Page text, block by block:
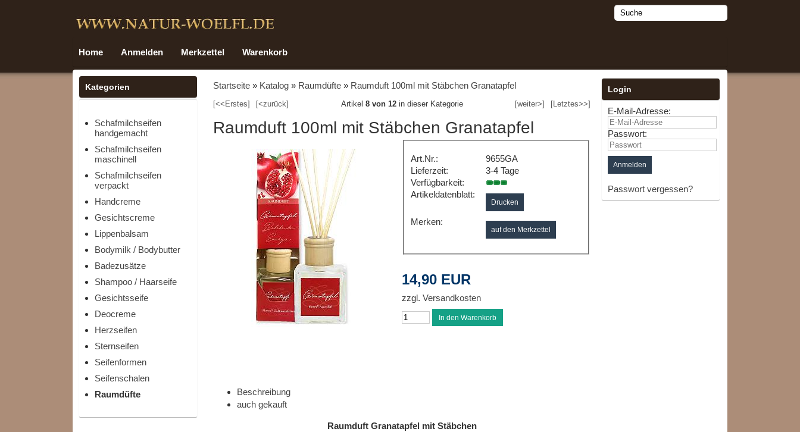
Home Anmelden Merkzettel Warenkorb
Kategorien
Schafmilchseifen
handgemacht
Schafmilchseifen
maschinell
Schafmilchseifen
verpackt
Handcreme
Gesichtscreme
Lippenbalsam
Bodymilk / Bodybutter
Badezusätze
Shampoo / Haarseife
Gesichtsseife
Deocreme
Herzseifen
Sternseifen
Seifenformen
Seifenschalen
Raumdüfte
Startseite» Katalog» Raumdüfte» Raumduft 100ml mit Stäbchen Granatapfel
[<<Erstes] [<zurück] Artikel 8 von 12in dieser Kategorie [Letztes>>]
[weiter>]
Raumduft 100ml mit Stäbchen Granatapfel
Art.Nr.:
9655GA
Lieferzeit:
3-4 Tage
Verfügbarkeit:
Artikeldatenblatt:
Drucken
Merken:
14,90 EUR
zzgl. Versandkosten
Beschreibung
auch gekauft
Raumduft Granatapfel mit Stäbchen
Login
E-Mail-Adresse:
Passwort:
Passwort vergessen?